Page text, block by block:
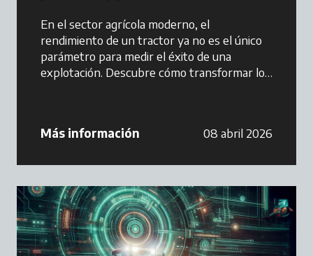
En el sector agrícola moderno, el
rendimiento de un tractor ya no es el único
parámetro para medir el éxito de una
explotación. Descubre cómo transformar los
Más información 08 abril 2026